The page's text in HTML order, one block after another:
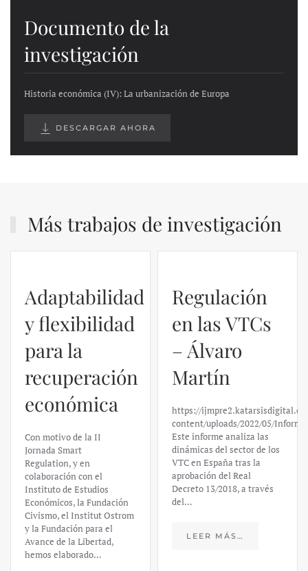
Documento de la
investigación
Historia económica (IV): La urbanización de Europa
DESCARGAR AHORA
Más trabajos de investigación
Adaptabilidad
y flexibilidad
para la
recuperación
económica
Con motivo de la II
Jornada Smart
Regulation, y en
colaboración con el
Instituto de Estudios
Económicos, la Fundación
Civismo, el Institut Ostrom
y la Fundación para el
Avance de la Libertad,
hemos elaborado…
Regulación
en las VTCs
– Álvaro
Martín
https://
content/uploads/2022/05/
Este informe analiza las
dinámicas del sector de los
VTC en España tras la
aprobación del Real
Decreto 13/2018, a través
del…
LEER MÁS…